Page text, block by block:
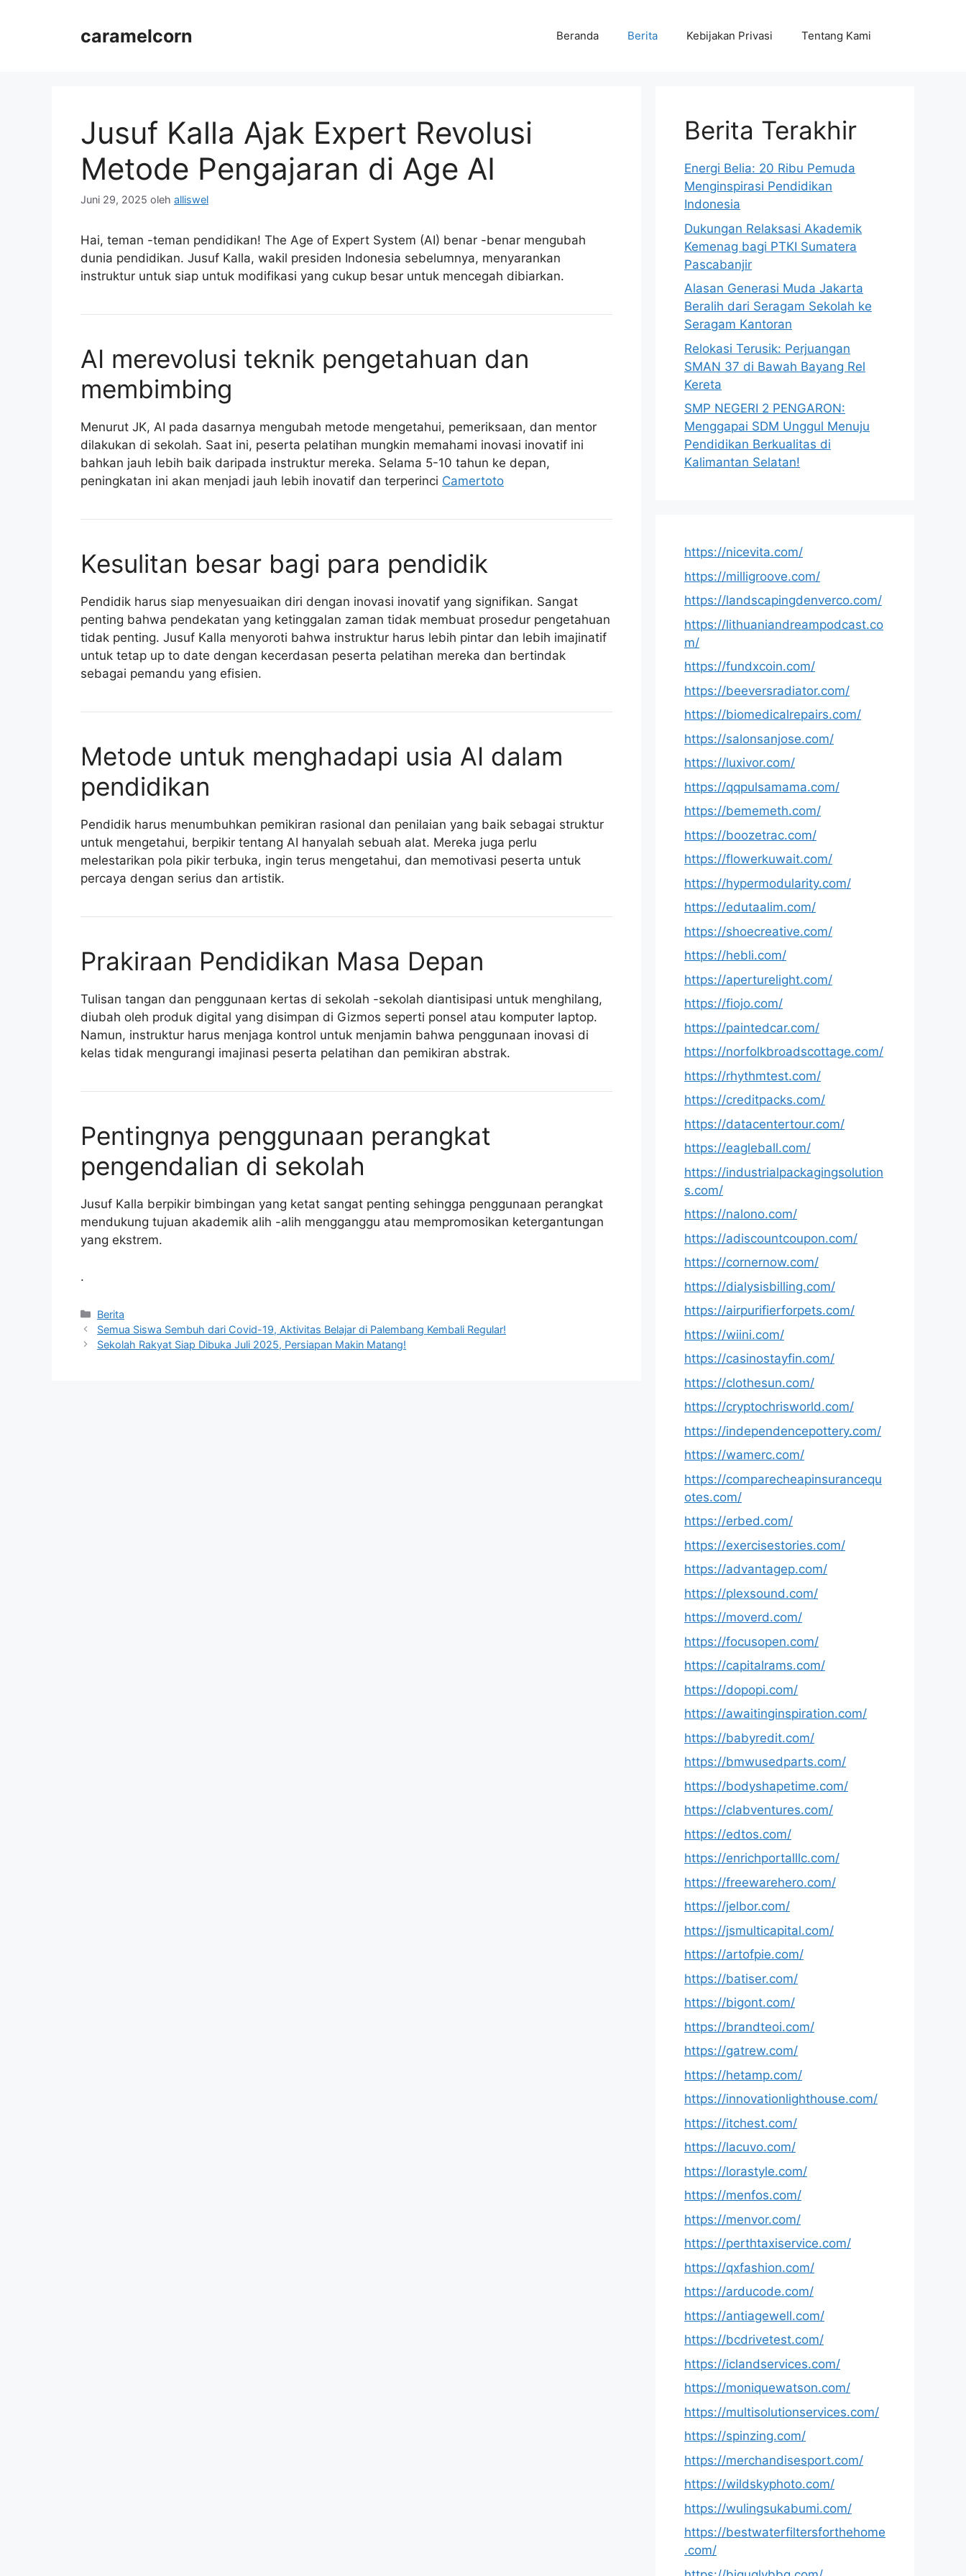
caramelcorn Beranda Berita Kebijakan Privasi Tentang Kami
Jusuf Kalla Ajak Expert Revolusi
Metode Pengajaran di Age AI
Juni 29, 2025 oleh alliswel
Hai, teman -teman pendidikan! The Age of Expert System (AI) benar -benar mengubah
dunia pendidikan. Jusuf Kalla, wakil presiden Indonesia sebelumnya, menyarankan
instruktur untuk siap untuk modifikasi yang cukup besar untuk mencegah dibiarkan.
AI merevolusi teknik pengetahuan dan
membimbing
Menurut JK, AI pada dasarnya mengubah metode mengetahui, pemeriksaan, dan mentor
dilakukan di sekolah. Saat ini, peserta pelatihan mungkin memahami inovasi inovatif ini
bahkan jauh lebih baik daripada instruktur mereka. Selama 5-10 tahun ke depan,
peningkatan ini akan menjadi jauh lebih inovatif dan terperinci Camertoto
Kesulitan besar bagi para pendidik
Pendidik harus siap menyesuaikan diri dengan inovasi inovatif yang signifikan. Sangat
penting bahwa pendekatan yang ketinggalan zaman tidak membuat prosedur pengetahuan
tidak penting. Jusuf Kalla menyoroti bahwa instruktur harus lebih pintar dan lebih imajinatif
untuk tetap up to date dengan kecerdasan peserta pelatihan mereka dan bertindak
sebagai pemandu yang efisien.
Metode untuk menghadapi usia AI dalam
pendidikan
Pendidik harus menumbuhkan pemikiran rasional dan penilaian yang baik sebagai struktur
untuk mengetahui, berpikir tentang AI hanyalah sebuah alat. Mereka juga perlu
melestarikan pola pikir terbuka, ingin terus mengetahui, dan memotivasi peserta untuk
percaya dengan serius dan artistik.
Prakiraan Pendidikan Masa Depan
Tulisan tangan dan penggunaan kertas di sekolah -sekolah diantisipasi untuk menghilang,
diubah oleh produk digital yang disimpan di Gizmos seperti ponsel atau komputer laptop.
Namun, instruktur harus menjaga kontrol untuk menjamin bahwa penggunaan inovasi di
kelas tidak mengurangi imajinasi peserta pelatihan dan pemikiran abstrak.
Pentingnya penggunaan perangkat
pengendalian di sekolah
Jusuf Kalla berpikir bimbingan yang ketat sangat penting sehingga penggunaan perangkat
mendukung tujuan akademik alih -alih mengganggu atau mempromosikan ketergantungan
yang ekstrem.
.
Kategori
Berita
Semua Siswa Sembuh dari Covid-19, Aktivitas Belajar di Palembang Kembali Regular!
Sekolah Rakyat Siap Dibuka Juli 2025, Persiapan Makin Matang!
Berita Terakhir
Energi Belia: 20 Ribu Pemuda
Menginspirasi Pendidikan
Indonesia
Dukungan Relaksasi Akademik
Kemenag bagi PTKI Sumatera
Pascabanjir
Alasan Generasi Muda Jakarta
Beralih dari Seragam Sekolah ke
Seragam Kantoran
Relokasi Terusik: Perjuangan
SMAN 37 di Bawah Bayang Rel
Kereta
SMP NEGERI 2 PENGARON:
Menggapai SDM Unggul Menuju
Pendidikan Berkualitas di
Kalimantan Selatan!
https://nicevita.com/
https://milligroove.com/
https://landscapingdenverco.com/
https://lithuaniandreampodcast.co
m/
https://fundxcoin.com/
https://beeversradiator.com/
https://biomedicalrepairs.com/
https://salonsanjose.com/
https://luxivor.com/
https://qqpulsamama.com/
https://bememeth.com/
https://boozetrac.com/
https://flowerkuwait.com/
https://hypermodularity.com/
https://edutaalim.com/
https://shoecreative.com/
https://hebli.com/
https://aperturelight.com/
https://fiojo.com/
https://paintedcar.com/
https://norfolkbroadscottage.com/
https://rhythmtest.com/
https://creditpacks.com/
https://datacentertour.com/
https://eagleball.com/
https://industrialpackagingsolution
s.com/
https://nalono.com/
https://adiscountcoupon.com/
https://cornernow.com/
https://dialysisbilling.com/
https://airpurifierforpets.com/
https://wiini.com/
https://casinostayfin.com/
https://clothesun.com/
https://cryptochrisworld.com/
https://independencepottery.com/
https://wamerc.com/
https://comparecheapinsurancequ
otes.com/
https://erbed.com/
https://exercisestories.com/
https://advantagep.com/
https://plexsound.com/
https://moverd.com/
https://focusopen.com/
https://capitalrams.com/
https://dopopi.com/
https://awaitinginspiration.com/
https://babyredit.com/
https://bmwusedparts.com/
https://bodyshapetime.com/
https://clabventures.com/
https://edtos.com/
https://enrichportalllc.com/
https://freewarehero.com/
https://jelbor.com/
https://jsmulticapital.com/
https://artofpie.com/
https://batiser.com/
https://bigont.com/
https://brandteoi.com/
https://gatrew.com/
https://hetamp.com/
https://innovationlighthouse.com/
https://itchest.com/
https://lacuvo.com/
https://lorastyle.com/
https://menfos.com/
https://menvor.com/
https://perthtaxiservice.com/
https://qxfashion.com/
https://arducode.com/
https://antiagewell.com/
https://bcdrivetest.com/
https://iclandservices.com/
https://moniquewatson.com/
https://multisolutionservices.com/
https://spinzing.com/
https://merchandisesport.com/
https://wildskyphoto.com/
https://wulingsukabumi.com/
https://bestwaterfiltersforthehome
.com/